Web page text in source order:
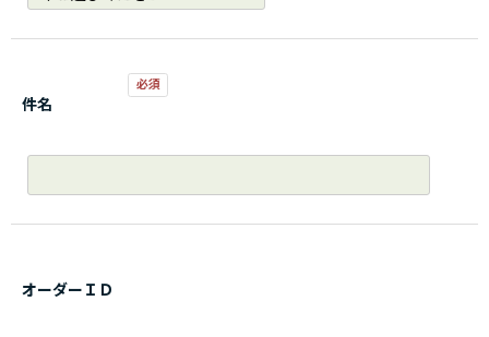
件名
オーダーＩＤ